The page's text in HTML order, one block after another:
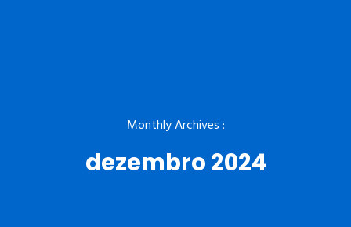
Monthly Archives :
dezembro 2024